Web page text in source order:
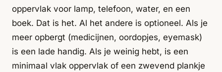
oppervlak voor lamp, telefoon, water, en een
boek. Dat is het. Al het andere is optioneel. Als je
meer opbergt (medicijnen, oordopjes, eyemask)
is een lade handig. Als je weinig hebt, is een
minimaal vlak oppervlak of een zwevend plankje